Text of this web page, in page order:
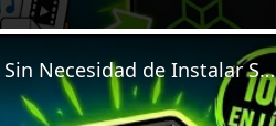
📦 Cómo Crear Archivos PAK en Línea Gratis | Sin Necesidad de Instalar Software